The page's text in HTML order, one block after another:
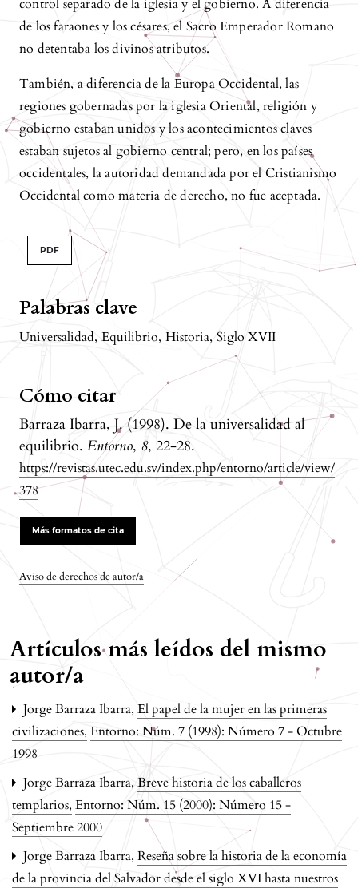
Palabras clave
Universalidad, Equilibrio, Historia, Siglo XVII
Aviso de derechos de autor/a
Cómo citar
Barraza Ibarra, J. (1998). De la universalidad al
equilibrio. Entorno, 8, 22-28.
https://revistas.utec.edu.sv/index.php/entorno/article/view/
378
Más formatos de cita
control separado de la iglesia y el gobierno. A diferencia
de los faraones y los césares, el Sacro Emperador Romano
no detentaba los divinos atributos.
También, a diferencia de la Europa Occidental, las
regiones gobernadas por la iglesia Oriental, religión y
gobierno estaban unidos y los acontecimientos claves
estaban sujetos al gobierno central; pero, en los países
occidentales, la autoridad demandada por el Cristianismo
Occidental como materia de derecho, no fue aceptada.
PDF
Artículos más leídos del mismo
autor/a
Jorge Barraza Ibarra, El papel de la mujer en las primeras
civilizaciones, Entorno: Núm. 7 (1998): Número 7 - Octubre
1998
Jorge Barraza Ibarra,Breve historia de los caballeros
templarios, Entorno: Núm. 15 (2000): Número 15 -
Septiembre 2000
Jorge Barraza Ibarra, Reseña sobre la historia de la economía
de la provincia del Salvador desde el siglo XVI hasta nuestros